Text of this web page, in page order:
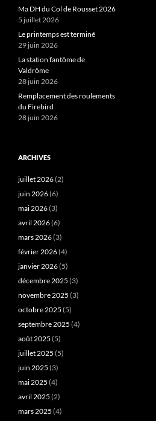
Ma DH du Col de Rousset 2026
5 juillet 2026
Le printemps est terminé
29 juin 2026
La station fantôme de
Valdrôme
28 juin 2026
Remplacement des roulements
du Firebird
28 juin 2026
ARCHIVES
juillet 2026(2)
juin 2026(6)
mai 2026(3)
avril 2026(6)
mars 2026(3)
février 2026(4)
janvier 2026(5)
décembre 2025 (3)
novembre 2025 (3)
octobre 2025 (5)
septembre 2025 (4)
août 2025 (5)
juillet 2025 (5)
juin 2025 (3)
mai 2025 (4)
avril 2025 (2)
mars 2025 (4)